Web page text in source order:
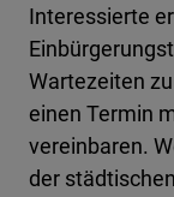
Interessierte
Wartezeiten
einen Termin
vereinbaren.
der